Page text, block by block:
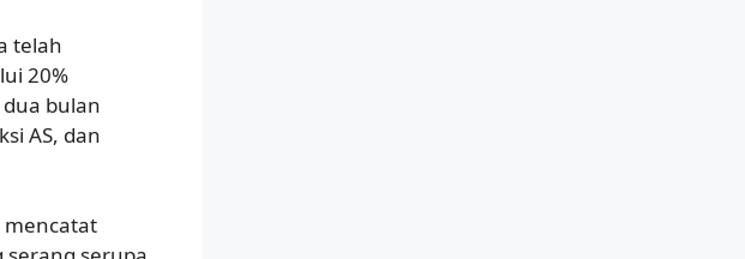
telah
20%
bulan
AS, dan
mencatat